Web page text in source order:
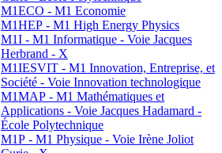
M1ECO - M1 Economie
M1HEP - M1 High Energy Physics
M1I - M1 Informatique - Voie Jacques
Herbrand - X
M1IESVIT - M1 Innovation, Entreprise, et
Société - Voie Innovation technologique
M1MAP - M1 Mathématiques et
Applications - Voie Jacques Hadamard -
École Polytechnique
M1P - M1 Physique - Voie Irène Joliot